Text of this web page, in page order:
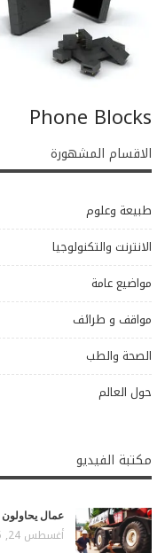
Phone Blocks
الاقسام المشهورة
طبيعة وعلوم
الانترنت والتكنولوجيا
مواضيع عامة
مواقف و طرائف
الصحة والطب
حول العالم
مكتبة الفيديو
عمال
أغسطس 24, 2015